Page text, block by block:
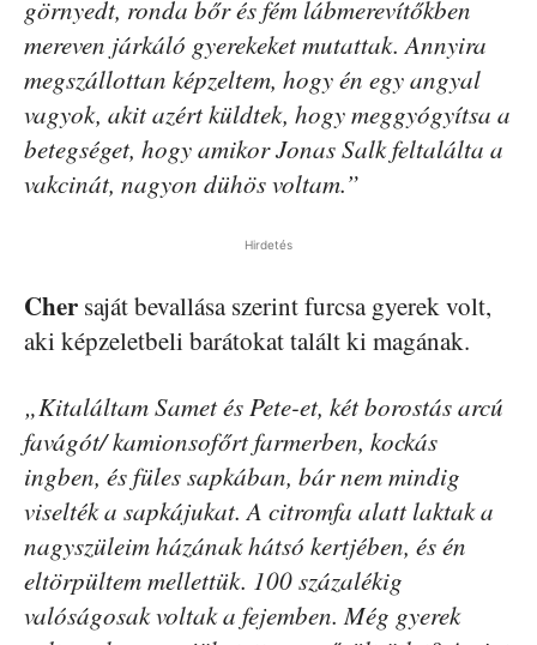
görnyedt, ronda bőr és fém lábmerevítőkben
mereven járkáló gyerekeket mutattak. Annyira
megszállottan képzeltem, hogy én egy angyal
vagyok, akit azért küldtek, hogy meggyógyítsa a
betegséget, hogy amikor Jonas Salk feltalálta a
vakcinát, nagyon dühös voltam.”
Hirdetés
Cher saját bevallása szerint furcsa gyerek volt,
aki képzeletbeli barátokat talált ki magának.
„Kitaláltam Samet és Pete-et, két borostás arcú
favágót/ kamionsofőrt farmerben, kockás
ingben, és füles sapkában, bár nem mindig
viselték a sapkájukat. A citromfa alatt laktak a
nagyszüleim házának hátsó kertjében, és én
eltörpültem mellettük. 100 százalékig
valóságosak voltak a fejemben. Még gyerek